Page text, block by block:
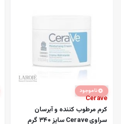
ناموجود
Cerave
کرم مرطوب کننده و آبرسان
سراوی Cerave سایز 340 گرم